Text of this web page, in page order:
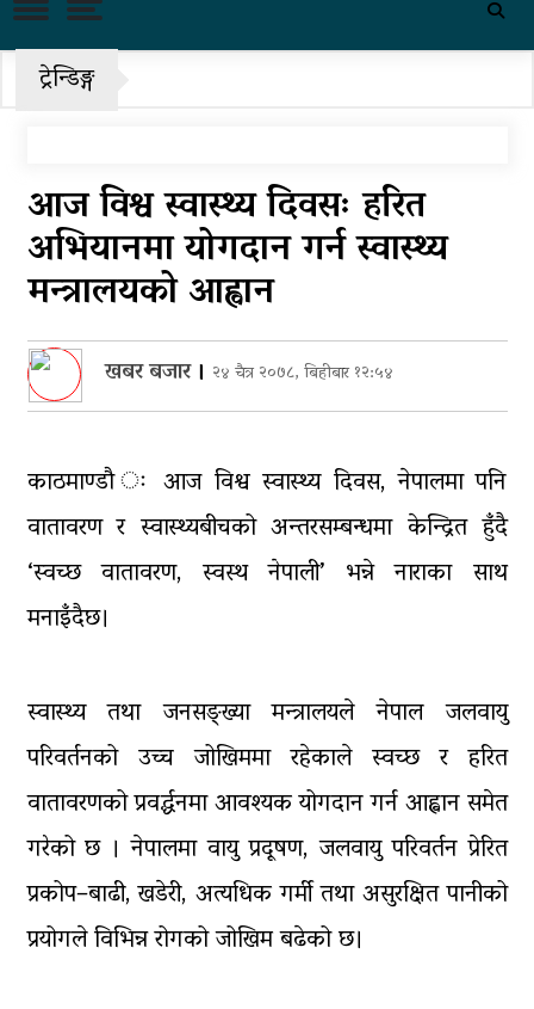
राजमार्ग अवरुद्ध
पुन: एमाले-नेकपा सहकार्यमा, प्रदेशको
भागबण्डा यस्तो छ…
आठ लाख २१ हजार घुससहित सिँचाइ
डिभिजन सर्लाहीका प्रमुख र अधिकृत
पक्राउ
घरमाथि पहिरो खस्दा ३ वर्षीय बालकको
मृत्यु, दुई घाइते
घरमाथिबाट पहिरो खसेपछि १३ घरधुरी
स्थानान्तरण
पाँच लाख घुससहित कर अधिकृत
रंगेहात पक्राऊ
ट्रेन्डिङ्ग
आज विश्व स्वास्थ्य दिवसः हरित
अभियानमा योगदान गर्न स्वास्थ्य
मन्त्रालयको आह्वान
खबर बजार। २४ चैत्र २०७८, बिहीबार १२:५४
काठमाण्डौ ः आज विश्व स्वास्थ्य दिवस, नेपालमा पनि
वातावरण र स्वास्थ्यबीचको अन्तरसम्बन्धमा केन्द्रित हुँदै
‘स्वच्छ वातावरण, स्वस्थ नेपाली’ भन्ने नाराका साथ
मनाइँदैछ।
स्वास्थ्य तथा जनसङ्ख्या मन्त्रालयले नेपाल जलवायु
परिवर्तनको उच्च जोखिममा रहेकाले स्वच्छ र हरित
वातावरणको प्रवर्द्धनमा आवश्यक योगदान गर्न आह्वान समेत
गरेको छ । नेपालमा वायु प्रदूषण, जलवायु परिवर्तन प्रेरित
प्रकोप–बाढी, खडेरी, अत्यधिक गर्मी तथा असुरक्षित पानीको
प्रयोगले विभिन्न रोगको जोखिम बढेको छ।